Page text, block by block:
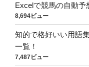
Excelで競馬の自動
8,694ビュー
知的で格好いい用語
一覧！
7,487ビュー